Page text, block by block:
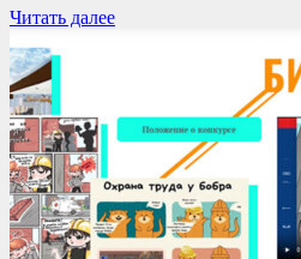
Читать далее